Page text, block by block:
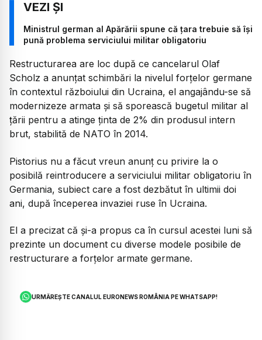
Ministrul german al Apărării spune că țara trebuie să îşi
pună problema serviciului militar obligatoriu
Restructurarea are loc după ce cancelarul Olaf
Scholz a anunţat schimbări la nivelul forţelor germane
în contextul războiului din Ucraina, el angajându-se să
modernizeze armata şi să sporească bugetul militar al
ţării pentru a atinge ţinta de 2% din produsul intern
brut, stabilită de NATO în 2014.
Pistorius nu a făcut vreun anunţ cu privire la o
posibilă reintroducere a serviciului militar obligatoriu în
Germania, subiect care a fost dezbătut în ultimii doi
ani, după începerea invaziei ruse în Ucraina.
El a precizat că şi-a propus ca în cursul acestei luni să
prezinte un document cu diverse modele posibile de
restructurare a forţelor armate germane.
URMĂREȘTE CANALUL EURONEWS ROMÂNIA PE WHATSAPP!